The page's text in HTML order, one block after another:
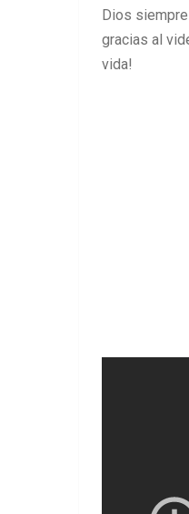
Dios
gracias al
vida!